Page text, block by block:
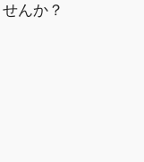
んか？